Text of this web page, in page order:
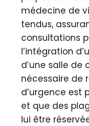
médecine de
tendus,
consultations
l’intégration
d’une salle de
nécessaire de
d’urgence est
et que des
lui être